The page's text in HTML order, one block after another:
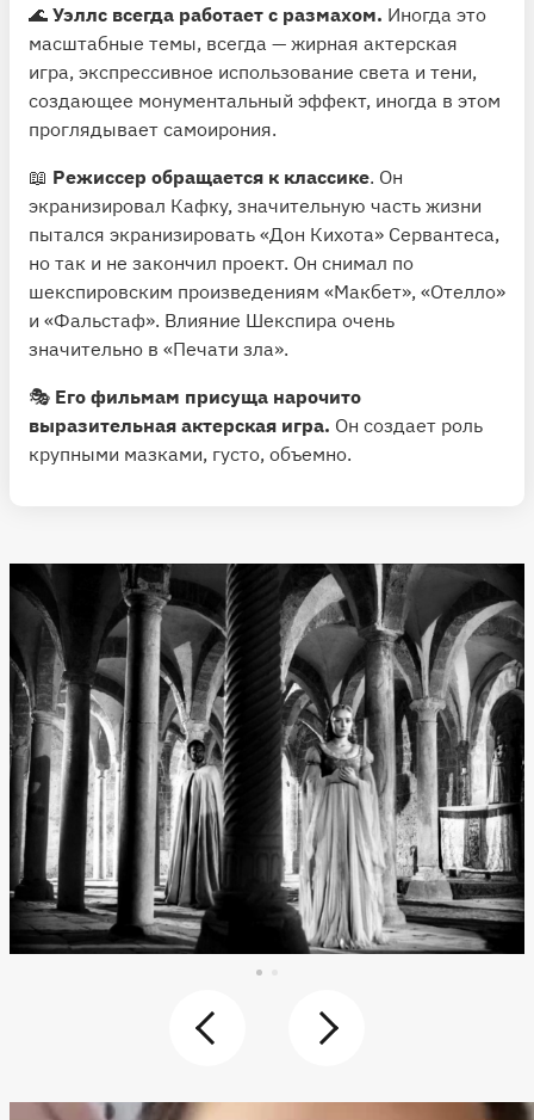
🌊 Уэллс всегда работает с размахом. Иногда это
масштабные темы, всегда — жирная актерская
игра, экспрессивное использование света и тени,
создающее монументальный эффект, иногда в этом
проглядывает самоирония.
📖 Режиссер обращается к классике. Он
экранизировал Кафку, значительную часть жизни
пытался экранизировать «Дон Кихота» Сервантеса,
но так и не закончил проект. Он снимал по
шекспировским произведениям «Макбет», «Отелло»
и «Фальстаф». Влияние Шекспира очень
значительно в «Печати зла».
🎭 Его фильмам присуща нарочито
выразительная актерская игра. Он создает роль
крупными мазками, густо, объемно.